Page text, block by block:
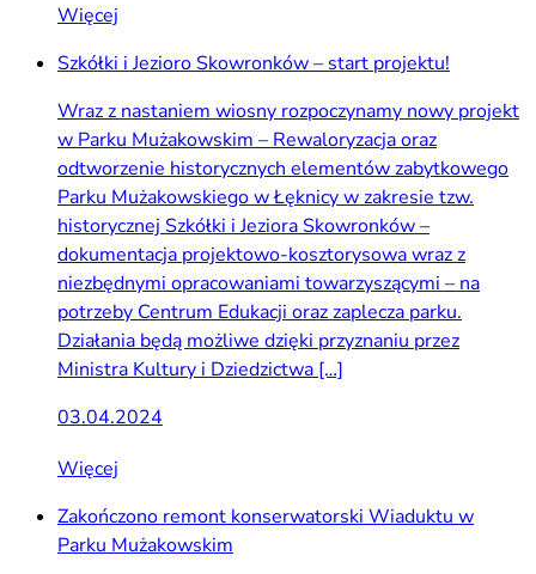
Więcej
Szkółki i Jezioro Skowronków – start projektu!
Wraz z nastaniem wiosny rozpoczynamy nowy projekt
w Parku Mużakowskim – Rewaloryzacja oraz
odtworzenie historycznych elementów zabytkowego
Parku Mużakowskiego w Łęknicy w zakresie tzw.
historycznej Szkółki i Jeziora Skowronków –
dokumentacja projektowo-kosztorysowa wraz z
niezbędnymi opracowaniami towarzyszącymi – na
potrzeby Centrum Edukacji oraz zaplecza parku.
Działania będą możliwe dzięki przyznaniu przez
Ministra Kultury i Dziedzictwa […]
03.04.2024
Więcej
Zakończono remont konserwatorski Wiaduktu w
Parku Mużakowskim